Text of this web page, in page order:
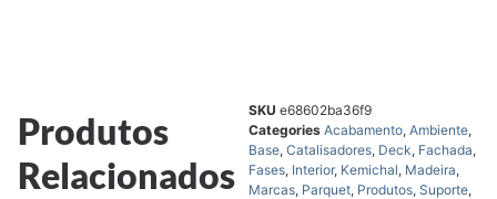
Produtos
Relacionados
SKU e68602ba36f9
Categories Acabamento, Ambiente,
Base, Catalisadores, Deck, Fachada,
Fases, Interior, Kemichal, Madeira,
Marcas, Parquet, Produtos, Suporte,